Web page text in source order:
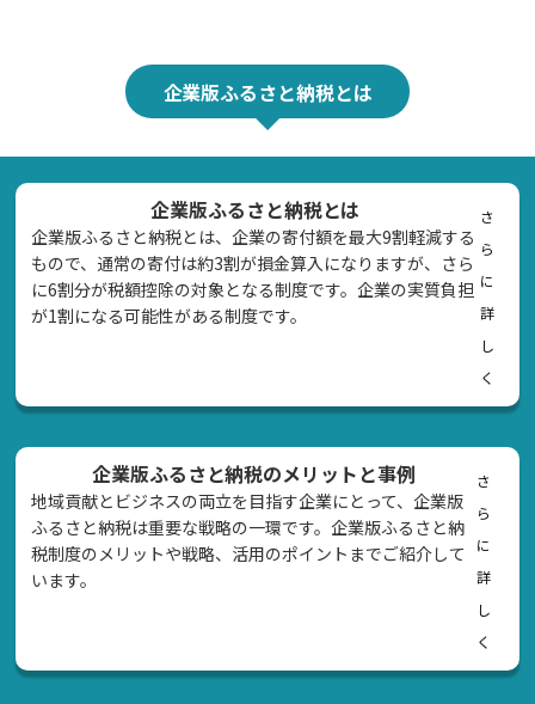
企業版ふるさと納税とは
企業版ふるさと納税とは
企業版ふるさと納税とは、企業の寄付額を最大9割軽減する
もので、通常の寄付は約3割が損金算入になりますが、さら
に6割分が税額控除の対象となる制度です。企業の実質負担
が1割になる可能性がある制度です。
さ
ら
に
詳
し
く
企業版ふるさと納税のメリットと事例
地域貢献とビジネスの両立を目指す企業にとって、企業版
ふるさと納税は重要な戦略の一環です。企業版ふるさと納
税制度のメリットや戦略、活用のポイントまでご紹介して
います。
さ
ら
に
詳
し
く